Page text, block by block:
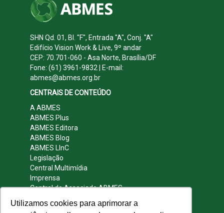
Utilizamos cookies para aprimorar a
SHN Qd. 01, Bl. "F", Entrada "A", Conj. "A"
Edifício Vision Work & Live, 9º andar
CEP: 70.701-060 - Asa Norte, Brasília/DF
Fone: (61) 3961-9832 | E-mail:
abmes@abmes.org.br
CENTRAIS DE CONTEÚDO
A ABMES
ABMES Plus
ABMES Editora
ABMES Blog
ABMES LInC
Legislação
Central Multimídia
Imprensa
Central do Associado ABMES